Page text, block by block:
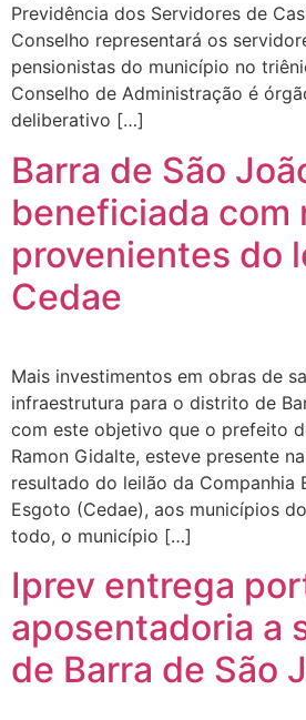
Previdência dos Servidores de
Conselho representará os
pensionistas do município no
Conselho de Administração é
deliberativo […]
Barra de São
beneficiada com
provenientes do
Cedae
Mais investimentos em obras de
infraestrutura para o distrito de
com este objetivo que o prefeito
Ramon Gidalte, esteve presente
resultado do leilão da Companhia
Esgoto (Cedae), aos municípios
todo, o município […]
Iprev entrega
aposentadoria a
de Barra de São